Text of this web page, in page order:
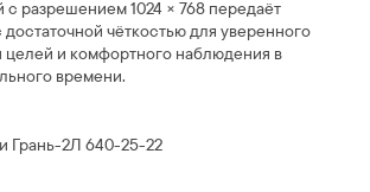
разрешением 1024 × 768 передаёт
чёткостью для уверенного
целей и комфортного наблюдения в
времени.